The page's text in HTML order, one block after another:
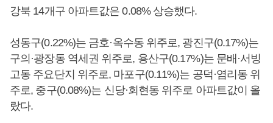
강북 14개구 아파트값은 0.08% 상승했다.
성동구(0.22%)는 금호·옥수동 위주로, 광진구(0.17%)는
구의·광장동 역세권 위주로, 용산구(0.17%)는 문배·서빙
고동 주요단지 위주로, 마포구(0.11%)는 공덕·염리동 위
주로, 중구(0.08%)는 신당·회현동 위주로 아파트값이 올
랐다.